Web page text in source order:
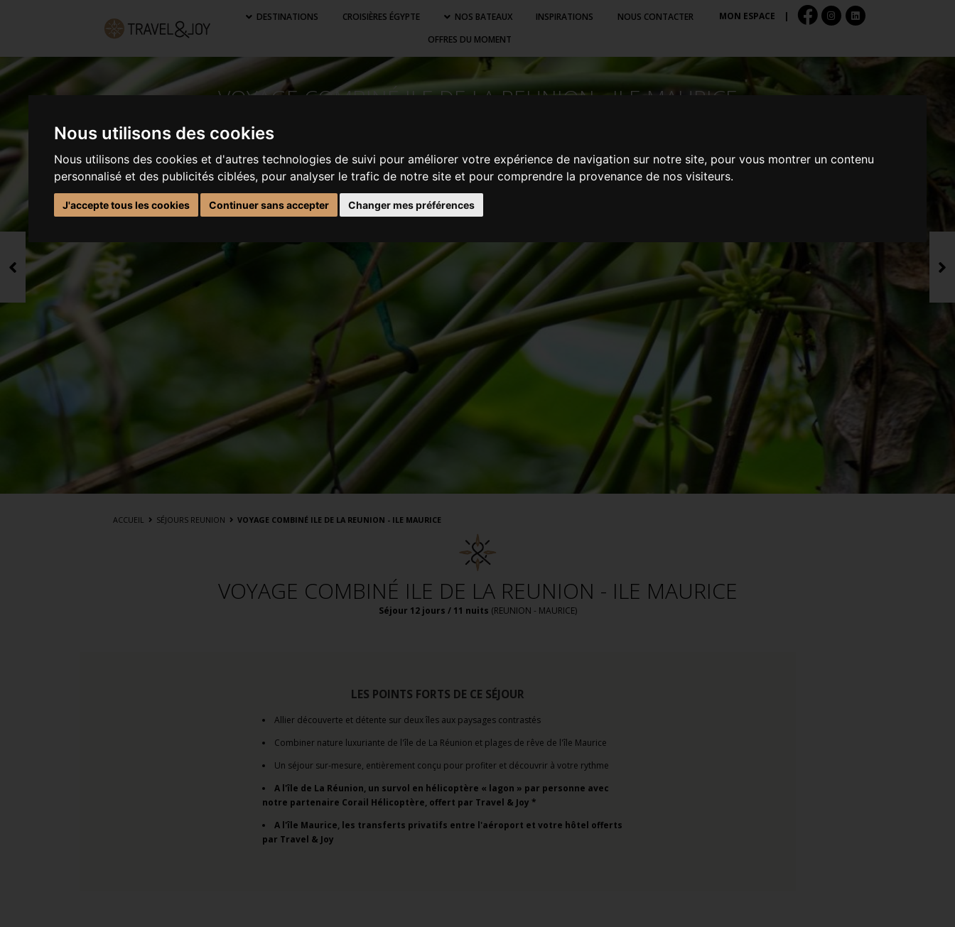
Nous utilisons des cookies
Nous utilisons des cookies et d'autres technologies de suivi pour améliorer votre expérience de navigation sur notre site, pour vous montrer un contenu
personnalisé et des publicités ciblées, pour analyser le trafic de notre site et pour comprendre la provenance de nos visiteurs.
J'accepte tous les cookies Continuer sans accepter Changer mes préférences
DESTINATIONS CROISIÈRES ÉGYPTE NOS BATEAUX INSPIRATIONS
NOUS CONTACTER
OFFRES DU MOMENT
MON ESPACE |
VOYAGE COMBINÉ ILE DE LA REUNION - ILE MAURICE
Précédent
ACCUEIL SÉJOURS REUNION VOYAGE COMBINÉ ILE DE LA REUNION - ILE MAURICE
VOYAGE COMBINÉ ILE DE LA REUNION - ILE MAURICE
Séjour 12 jours / 11 nuits (REUNION - MAURICE)
LES POINTS FORTS DE CE SÉJOUR
Allier découverte et détente sur deux îles aux paysages contrastés
Combiner nature luxuriante de l'île de La Réunion et plages de rêve de l'île Maurice
Un séjour sur-mesure, entièrement conçu pour profiter et découvrir à votre rythme
A l'île de La Réunion, un survol en hélicoptère « lagon » par personne avec
notre partenaire Corail Hélicoptère, offert par Travel & Joy *
A l'île Maurice, les transferts privatifs entre l'aéroport et votre hôtel offerts
par Travel & Joy